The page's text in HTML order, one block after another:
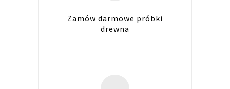
Zamów darmowe próbki
drewna